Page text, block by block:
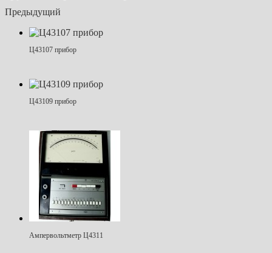
Предыдущий
Ц43107 прибор
Ц43109 прибор
Ампервольтметр Ц4311